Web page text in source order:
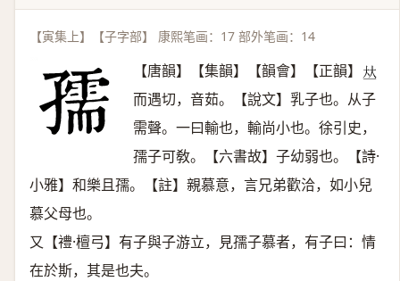
【寅集上】【子字部】 康熙笔画：17 部外笔画：14
【唐韻】【集韻】【韻會】【正韻】 𠀤
而遇切，音茹。【說文】乳子也。从子
需聲。一曰輸也，輸尚小也。徐引史，
孺子可敎。【六書故】子幼弱也。【詩·
小雅】和樂且孺。【註】親慕意，言兄弟歡洽，如小兒
慕父母也。
又【禮·檀弓】有子與子游立，見孺子慕者，有子曰：情
在於斯，其是也夫。